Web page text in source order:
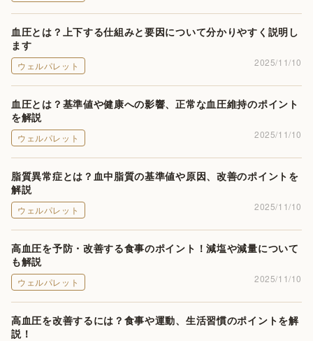
血圧とは？上下する仕組みと要因について分かりやすく説明し
ます
ウェルパレット 2025/11/10
血圧とは？基準値や健康への影響、正常な血圧維持のポイント
を解説
ウェルパレット 2025/11/10
脂質異常症とは？血中脂質の基準値や原因、改善のポイントを
解説
ウェルパレット 2025/11/10
高血圧を予防・改善する食事のポイント！減塩や減量について
も解説
ウェルパレット 2025/11/10
高血圧を改善するには？食事や運動、生活習慣のポイントを解
説！